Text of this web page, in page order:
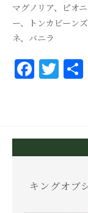
マグノリア、ピオ
ー、トンカビーン
ネ、バニラ
Fa T
キングオブ